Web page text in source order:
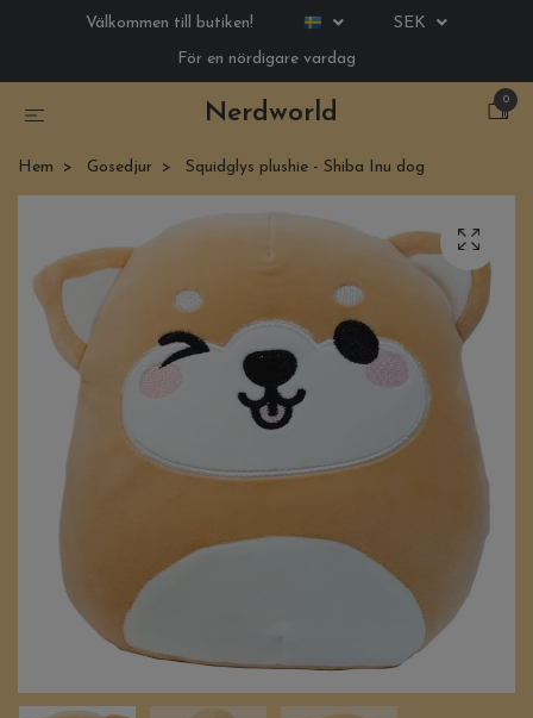
Välkommen till butiken!
SEK
För en nördigare vardag
Nerdworld
0
Hem Gosedjur Squidglys plushie - Shiba Inu dog